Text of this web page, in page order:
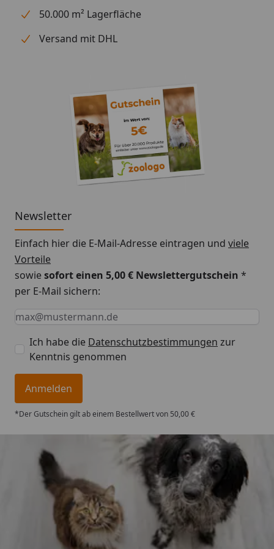
50.000 m² Lagerfläche
Versand mit DHL
Newsletter
Einfach hier die E-Mail-Adresse eintragen und viele
Vorteile
sowiesofort einen 5,00 € Newslettergutschein *
per E-Mail sichern:
Keine Eingabe erforderlich
Eingabe erforderlich
E-Mail *
Ich habe die Datenschutzbestimmungen zur
Kenntnis genommen
Anmelden
*Der Gutschein gilt ab einem Bestellwert von 50,00 €
Trusted Shops
4,74/ 5
„Gute Erfahrung mit